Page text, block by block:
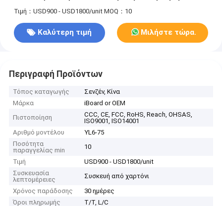
Τιμή：USD900 - USD1800/unit MOQ：10
Καλύτερη τιμή Μιλήστε τώρα.
Περιγραφή Προϊόντων
Τόπος καταγωγής
Σενζέν, Κίνα
Μάρκα
iBoard or OEM
Πιστοποίηση
CCC, CE, FCC, RoHS, Reach, OHSAS,
ISO9001, ISO14001
Αριθμό μοντέλου
YL6-75
Ποσότητα
παραγγελίας min
10
Τιμή
USD900 - USD1800/unit
Συσκευασία
λεπτομέρειες
Συσκευή από χαρτόνι
Χρόνος παράδοσης
30 ημέρες
Όροι πληρωμής
T/T, L/C